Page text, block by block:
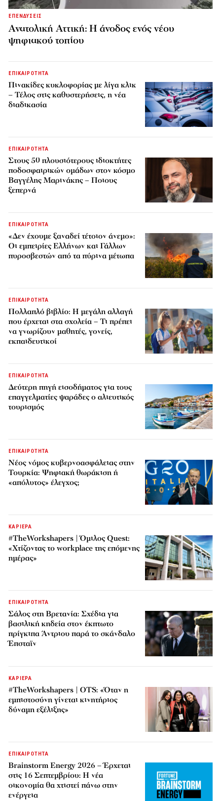
ΕΠΕΝΔΥΣΕΙΣ
Ανατολική Αττική: Η άνοδος ενός νέου
ψηφιακού τοπίου
ΕΠΙΚΑΙΡΟΤΗΤΑ
Πινακίδες κυκλοφορίας με λίγα κλικ
– Τέλος στις καθυστερήσεις, η νέα
διαδικασία
ΕΠΙΚΑΙΡΟΤΗΤΑ
Στους 50 πλουσιότερους ιδιοκτήτες
ποδοσφαιρικών ομάδων στον κόσμο
Βαγγέλης Μαρινάκης – Ποιους
ξεπερνά
ΕΠΙΚΑΙΡΟΤΗΤΑ
«Δεν έχουμε ξαναδεί τέτοιον άνεμο»:
Οι εμπειρίες Ελλήνων και Γάλλων
πυροσβεστών από τα πύρινα μέτωπα
ΕΠΙΚΑΙΡΟΤΗΤΑ
Πολλαπλό βιβλίο: Η μεγάλη αλλαγή
που έρχεται στα σχολεία – Τι πρέπει
να γνωρίζουν μαθητές, γονείς,
εκπαιδευτικοί
ΕΠΙΚΑΙΡΟΤΗΤΑ
Δεύτερη πηγή εισοδήματος για τους
επαγγελματίες ψαράδες ο αλιευτικός
τουρισμός
ΕΠΙΚΑΙΡΟΤΗΤΑ
Νέος νόμος κυβερνοασφάλειας στην
Τουρκία: Ψηφιακή θωράκιση ή
«απόλυτος» έλεγχος;
ΚΑΡΙΕΡΑ
#TheWorkshapers | Όμιλος Quest:
«Χτίζοντας το workplace της επόμενης
ημέρας»
ΕΠΙΚΑΙΡΟΤΗΤΑ
Σάλος στη Βρετανία: Σχέδια για
βασιλική κηδεία στον έκπτωτο
πρίγκιπα Άντριου παρά το σκάνδαλο
Έπσταϊν
ΚΑΡΙΕΡΑ
#TheWorkshapers | OTS: «Όταν η
εμπιστοσύνη γίνεται κινητήριος
δύναμη εξέλιξης»
ΕΠΙΚΑΙΡΟΤΗΤΑ
Brainstorm Energy 2026 – Έρχεται
στις 16 Σεπτεμβρίου: Η νέα
οικονομία θα χτιστεί πάνω στην
ενέργεια